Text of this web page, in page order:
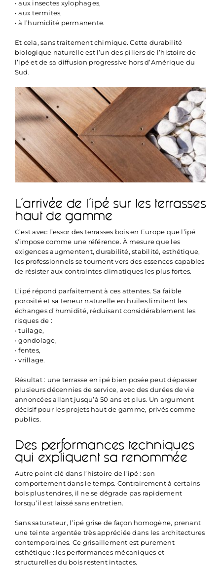
• aux insectes xylophages,
• aux termites,
• à l’humidité permanente.
Et cela, sans traitement chimique. Cette durabilité
biologique naturelle est l’un des piliers de l’histoire de
l’ipé et de sa diffusion progressive hors d’Amérique du
Sud.
L’arrivée de l’ipé sur les terrasses
haut de gamme
C’est avec l’essor des terrasses bois en Europe que l’ipé
s’impose comme une référence. À mesure que les
exigences augmentent, durabilité, stabilité, esthétique,
les professionnels se tournent vers des essences capables
de résister aux contraintes climatiques les plus fortes.
L’ipé répond parfaitement à ces attentes. Sa faible
porosité et sa teneur naturelle en huiles limitent les
échanges d’humidité, réduisant considérablement les
risques de :
• tuilage,
• gondolage,
• fentes,
• vrillage.
Résultat : une terrasse en ipé bien posée peut dépasser
plusieurs décennies de service, avec des durées de vie
annoncées allant jusqu’à 50 ans et plus. Un argument
décisif pour les projets haut de gamme, privés comme
publics.
Des performances techniques
qui expliquent sa renommée
Autre point clé dans l’histoire de l’ipé : son
comportement dans le temps. Contrairement à certains
bois plus tendres, il ne se dégrade pas rapidement
lorsqu’il est laissé sans entretien.
Sans saturateur, l’ipé grise de façon homogène, prenant
une teinte argentée très appréciée dans les architectures
contemporaines. Ce grisaillement est purement
esthétique : les performances mécaniques et
structurelles du bois restent intactes.